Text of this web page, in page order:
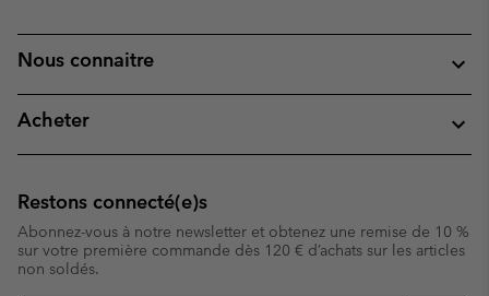
Nous connaitre
Acheter
Restons connecté(e)s
Abonnez-vous à notre newsletter et obtenez une remise de 10 %
sur votre première commande dès 120 € d’achats sur les articles
non soldés.